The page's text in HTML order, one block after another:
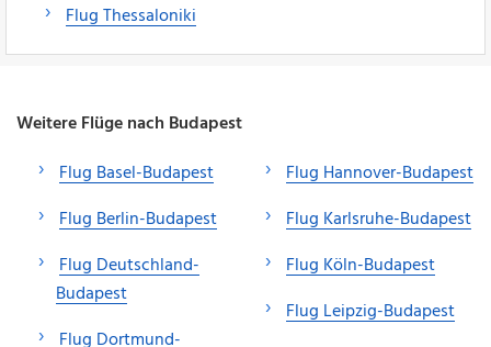
Flug Thessaloniki
Weitere Flüge nach Budapest
Flug Basel-Budapest
Flug Berlin-Budapest
Flug Deutschland-
Budapest
Flug Dortmund-
Flug Hannover-Budapest
Flug Karlsruhe-Budapest
Flug Köln-Budapest
Flug Leipzig-Budapest